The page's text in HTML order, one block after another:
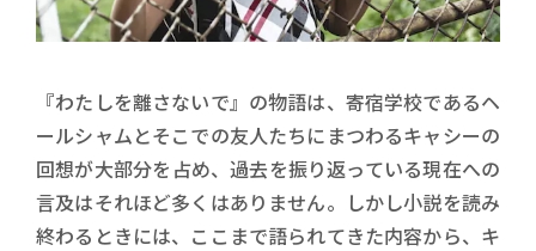
『わたしを離さないで』の物語は、寄宿学校であるヘ
ールシャムとそこでの友人たちにまつわるキャシーの
回想が大部分を占め、過去を振り返っている現在への
言及はそれほど多くはありません。しかし小説を読み
終わるときには、ここまで語られてきた内容から、キ